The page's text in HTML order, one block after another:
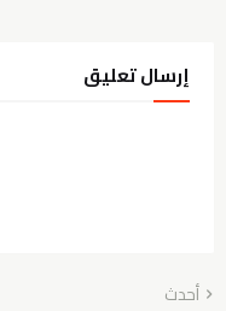
إرسال تعليق
أحدث